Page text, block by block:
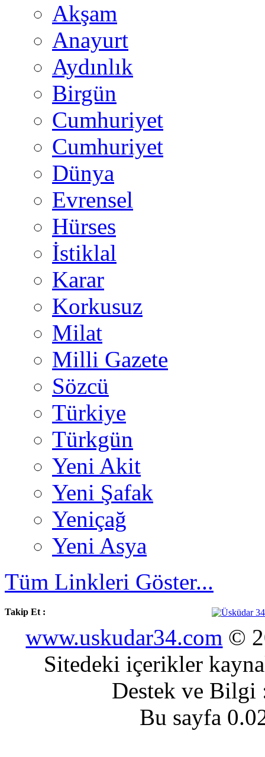
Akşam
Anayurt
Aydınlık
Birgün
Cumhuriyet
Cumhuriyet
Dünya
Evrensel
Hürses
İstiklal
Karar
Korkusuz
Milat
Milli Gazete
Sözcü
Türkiye
Türkgün
Yeni Akit
Yeni Şafak
Yeniçağ
Yeni Asya
Tüm Linkleri Göster...
Takip Et :
www.uskudar34.com ©
Sitedeki içerikler
Destek ve
Bu sayfa